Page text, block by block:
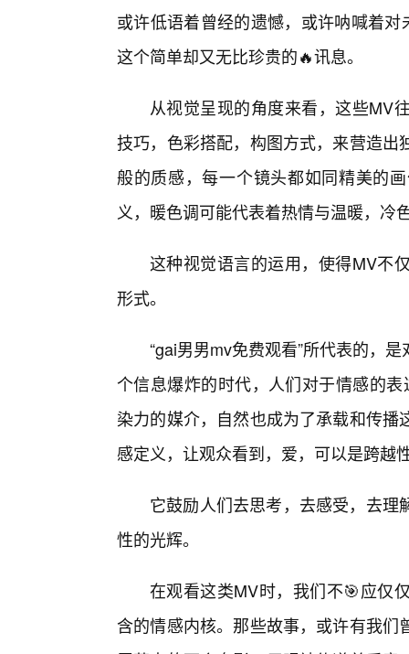
或许低语着曾经的遗憾，或许呐喊着
这个简单却又无比珍贵的🔥讯息。
从视觉呈现的角度来看，这些MV
技巧，色彩搭配，构图方式，来营造
般的质感，每一个镜头都如同精美的
义，暖色调可能代表着热情与温暖，冷
这种视觉语言的运用，使得MV不
形式。
“gai男男mv免费观看”所代表的，
个信息爆炸的时代，人们对于情感的
染力的媒介，自然也成为了承载和传
感定义，让观众看到，爱，可以是跨越
它鼓励人们去思考，去感受，去
性的光辉。
在观看这类MV时，我们不🎯应仅
含的情感内核。那些故事，或许有我